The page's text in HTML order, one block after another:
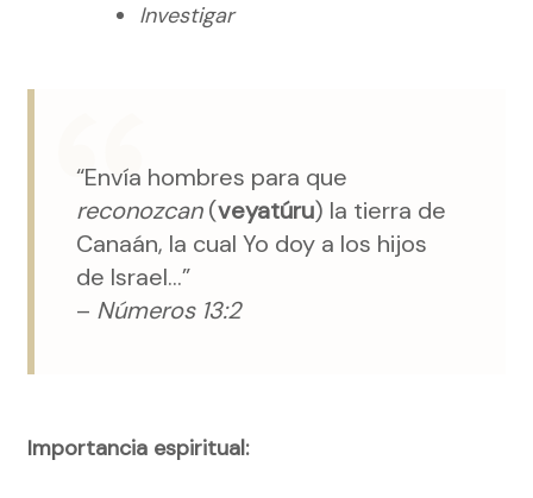
Investigar
“Envía hombres para que
reconozcan(veyatúru) la tierra de
Canaán, la cual Yo doy a los hijos
de Israel…”
– Números 13:2
Importancia espiritual: